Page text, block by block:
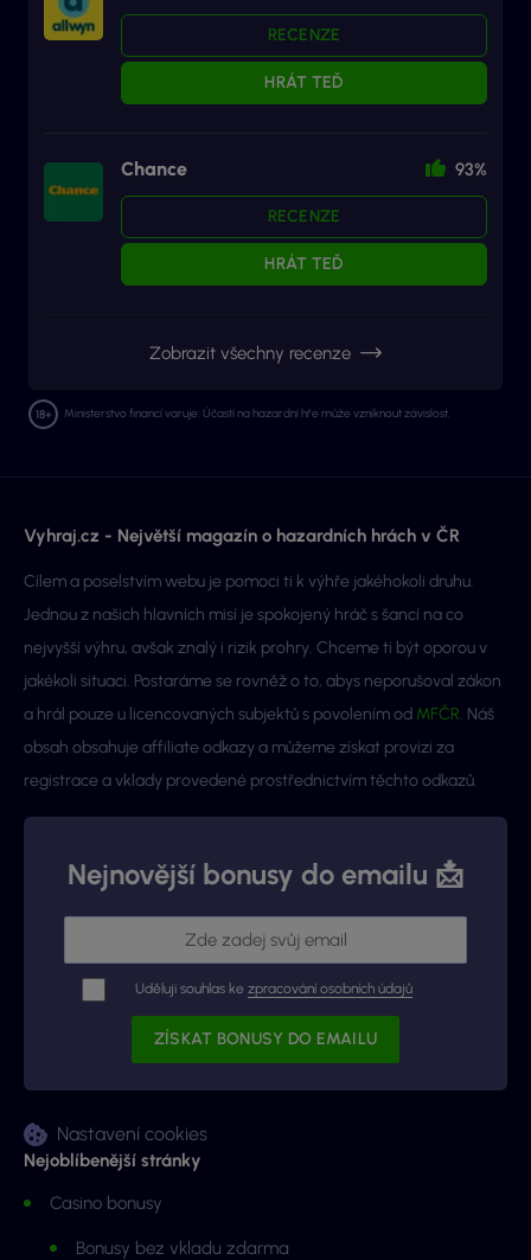
RECENZE
HRÁT TEĎ
Chance 93%
RECENZE
HRÁT TEĎ
Zobrazit všechny recenze
Ministerstvo financí varuje: Účastí na hazardní hře může vzniknout závislost.
Vyhraj.cz - Největší magazín o hazardních hrách v ČR
Cílem a poselstvím webu je pomoci ti k výhře jakéhokoli druhu.
Jednou z našich hlavních misí je spokojený hráč s šancí na co
nejvyšší výhru, avšak znalý i rizik prohry. Chceme ti být oporou v
jakékoli situaci. Postaráme se rovněž o to, abys neporušoval zákon
a hrál pouze u licencovaných subjektů s povolením od MFČR. Náš
obsah obsahuje affiliate odkazy a můžeme získat provizi za
registrace a vklady provedené prostřednictvím těchto odkazů.
Nejnovější bonusy do emailu 📩
Uděluji souhlas ke zpracování osobních údajů
Nastavení cookies
Nejoblíbenější stránky
Casino bonusy
Bonusy bez vkladu zdarma